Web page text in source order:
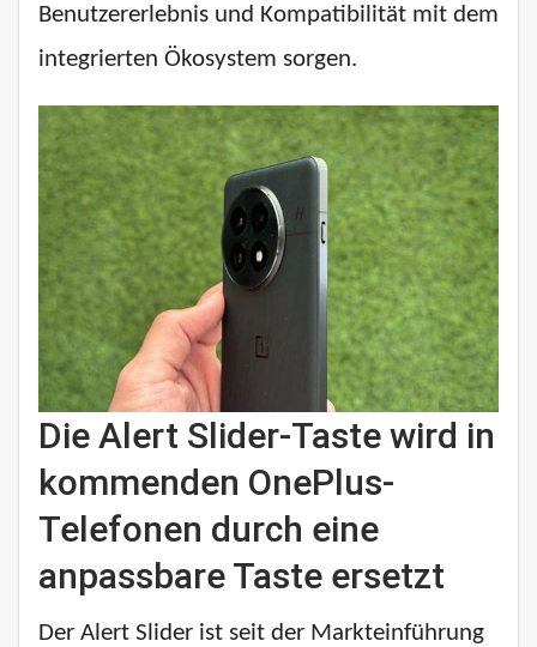
Benutzererlebnis und Kompatibilität mit dem
integrierten Ökosystem sorgen.
Die Alert Slider-Taste wird in
kommenden OnePlus-
Telefonen durch eine
anpassbare Taste ersetzt
Der Alert Slider ist seit der Markteinführung